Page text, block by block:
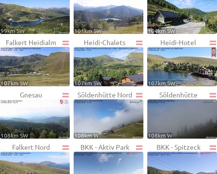
99km SW 101km SW 104km SW
Falkert Heidialm
107km SW
Heidi-Chalets
107km SW
Heidi-Hotel
107km SW
Gnesau
108km SW
Söldenhütte Nord
108km W
Söldenhütte
108km W
Falkert Nord BKK - Aktiv Park BKK - Spitzeck